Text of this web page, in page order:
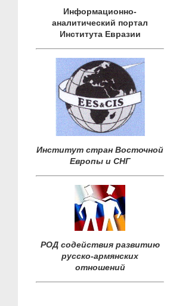
Информационно-
аналитический портал
Института Евразии
Институт стран Восточной
Европы и СНГ
РОД содействия развитию
русско-армянских
отношений